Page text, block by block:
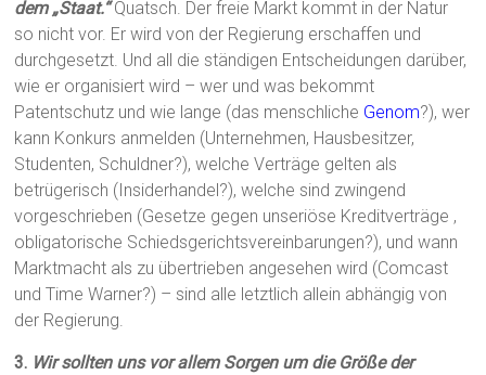
dem „Staat.“Quatsch. Der freie Markt kommt in der Natur
so nicht vor. Er wird von der Regierung erschaffen und
durchgesetzt. Und all die ständigen Entscheidungen darüber,
wie er organisiert wird – wer und was bekommt
Patentschutz und wie lange (das menschliche Genom?), wer
kann Konkurs anmelden (Unternehmen, Hausbesitzer,
Studenten, Schuldner?), welche Verträge gelten als
betrügerisch (Insiderhandel?), welche sind zwingend
vorgeschrieben (Gesetze gegen unseriöse Kreditverträge ,
obligatorische Schiedsgerichtsvereinbarungen?), und wann
Marktmacht als zu übertrieben angesehen wird (Comcast
und Time Warner?) – sind alle letztlich allein abhängig von
der Regierung.
3. Wir sollten uns vor allem Sorgen um die Größe der